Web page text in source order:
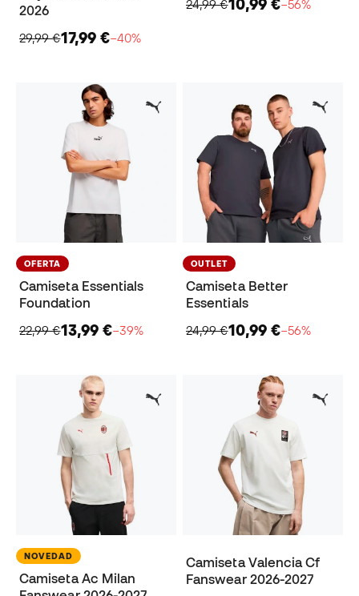
2026
29,99 €17,99 €−40%
24,99 €10,99 €−56%
OFERTA
Camiseta Essentials
Foundation
22,99 €13,99 €−39%
OUTLET
Camiseta Better
Essentials
24,99 €10,99 €−56%
NOVEDAD
Camiseta Ac Milan
Camiseta Valencia Cf
Fanswear 2026-2027